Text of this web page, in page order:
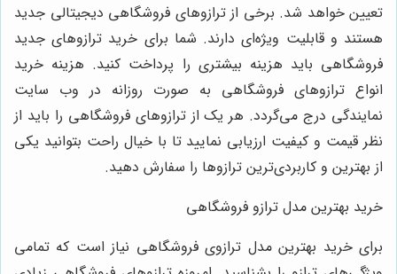
تعیین خواهد شد. برخی از ترازوهای فروشگاهی دیجیتالی جدید
هستند و قابلیت ویژه‌ای دارند. شما برای خرید ترازوهای جدید
فروشگاهی باید هزینه بیشتری را پرداخت کنید. هزینه خرید
انواع ترازوهای فروشگاهی به صورت روزانه در وب سایت
نمایندگی درج می‌گردد. هر یک از ترازوهای فروشگاهی را باید از
نظر قیمت و کیفیت ارزیابی نمایید تا با خیال راحت بتوانید یکی
از بهترین و کاربردی‌ترین ترازوها را سفارش دهید.
خرید بهترین مدل ترازو فروشگاهی
برای خرید بهترین مدل ترازوی فروشگاهی نیاز است که تمامی